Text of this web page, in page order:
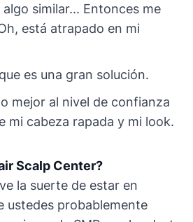
similar... Entonces me
está atrapado en mi
es una gran solución.
mejor al nivel de confianza
mi cabeza rapada y mi look.
Scalp Center?
la suerte de estar en
ustedes probablemente